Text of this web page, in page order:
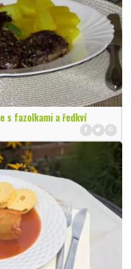
s fazolkami a ředkví